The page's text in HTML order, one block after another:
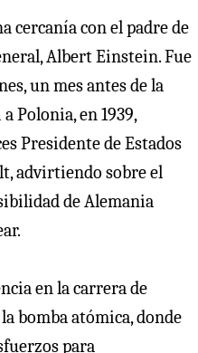
cercanía con el padre de
Albert Einstein. Fue
un mes antes de la
Polonia, en 1939,
Presidente de Estados
advirtiendo sobre el
de Alemania
en la carrera de
bomba atómica, donde
para